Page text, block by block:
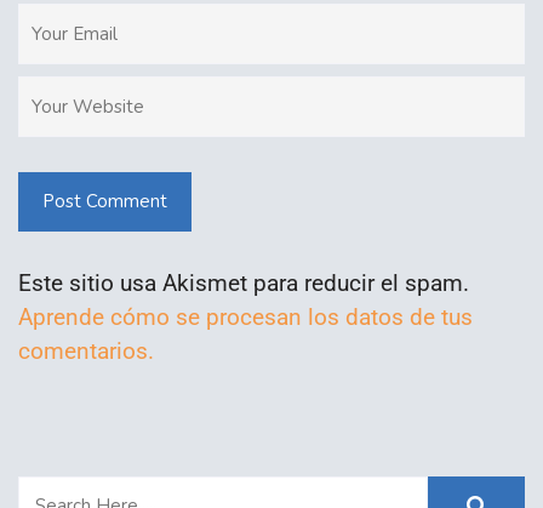
Post Comment
Este sitio usa Akismet para reducir el spam.
Aprende cómo se procesan los datos de tus
comentarios.